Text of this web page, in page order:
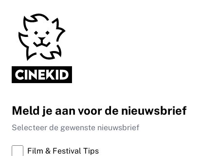
Meld je aan voor de nieuwsbrief
Selecteer de gewenste nieuwsbrief
Film & Festival Tips